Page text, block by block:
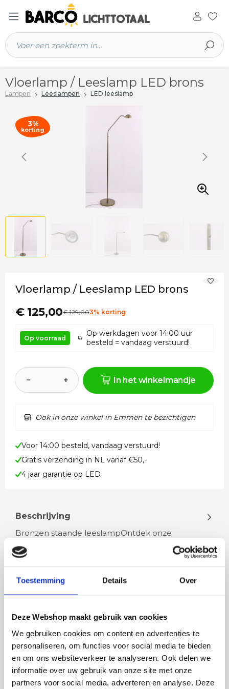
Toestemming Details Over
Deze Webshop maakt gebruik van cookies
We gebruiken cookies om content en advertenties te
personaliseren, om functies voor social media te bieden
en om ons websiteverkeer te analyseren. Ook delen we
informatie over uw gebruik van onze site met onze
partners voor social media, adverteren en analyse. Deze
hoofdinhoud
Vloerlamp / Leeslamp LED brons
Lampen Leeslampen LED leeslamp
3%
korting
Vloerlamp / Leeslamp LED brons
€ 125,00€129,003% korting
Op voorraad
Op werkdagen voor 14:00 uur
besteld = vandaag verstuurd!
− + In het winkelmandje
Ook in onze winkel in Emmen te bezichtigen
Voor 14:00 besteld, vandaag verstuurd!
Gratis verzending in NL vanaf €50,-
4 jaar garantie op LED
Beschrijving
Bronzen staande leeslampOntdek onze
veelzijdige LED leeslamp in bronskleur. Deze lamp
is uitgerust met een 8 watt LED die 75…
Rian
Fijne site waar ik een mooie
lamp heb uitgekozen en
Anne
Het bestellen,
leveren verliep vlot en